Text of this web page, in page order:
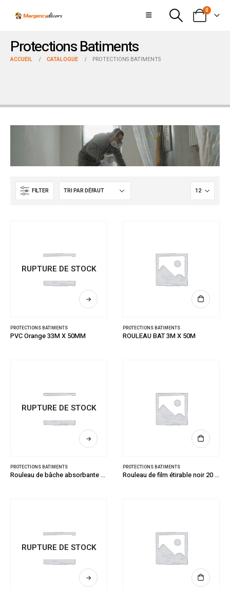
0
Protections Batiments
ACCUEIL CATALOGUE PROTECTIONS BATIMENTS
FILTER
RUPTURE DE STOCK
PROTECTIONS BATIMENTS
PVC Orange 33M X 50MM
PROTECTIONS BATIMENTS
ROULEAU BAT 3M X 50M
RUPTURE DE STOCK
PROTECTIONS BATIMENTS
Rouleau de bâche absorbante 10 m2
PROTECTIONS BATIMENTS
Rouleau de film étirable noir 20 microns largeur 45 cm X 270 ML
RUPTURE DE STOCK